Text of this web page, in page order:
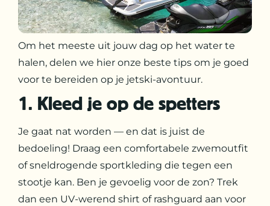
Om het meeste uit jouw dag op het water te
halen, delen we hier onze beste tips om je goed
voor te bereiden op je jetski-avontuur.
1. Kleed je op de spetters
Je gaat nat worden — en dat is juist de
bedoeling! Draag een comfortabele zwemoutfit
of sneldrogende sportkleding die tegen een
stootje kan. Ben je gevoelig voor de zon? Trek
dan een UV-werend shirt of rashguard aan voor